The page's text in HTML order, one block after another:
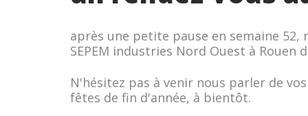
après une petite pause en semaine
SEPEM industries Nord Ouest à Rouen
N'hésitez pas à venir nous parler de
fêtes de fin d'année, à bientôt.